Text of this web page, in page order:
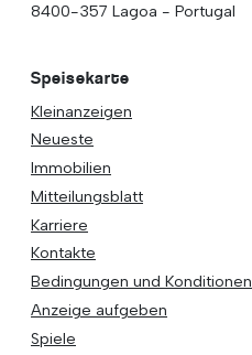
8400-357 Lagoa - Portugal
Speisekarte
Kleinanzeigen
Neueste
Immobilien
Mitteilungsblatt
Karriere
Kontakte
Bedingungen und Konditionen
Anzeige aufgeben
Spiele